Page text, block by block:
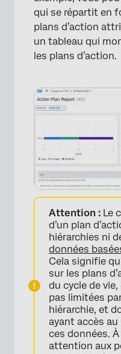
qui se répartit en
plans d’action
un tableau qui
les plans d’action.
Attention : Le
d’un plan
hiérarchies ni
données
Cela signifie
sur les plans
du cycle de
pas limitées
hiérarchie, et
ayant accès au
ces données.
attention aux